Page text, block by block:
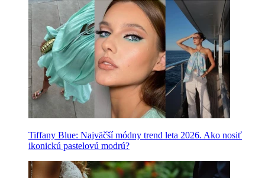
Tiffany Blue: Najväčší módny trend leta 2026. Ako nosiť
ikonickú pastelovú modrú?